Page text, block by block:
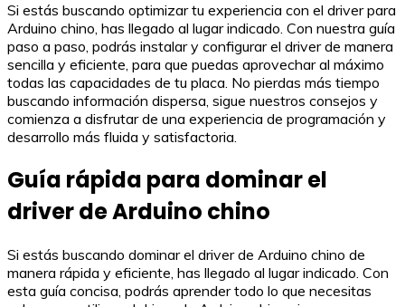
Si estás buscando optimizar tu experiencia con el driver para
Arduino chino, has llegado al lugar indicado. Con nuestra guía
paso a paso, podrás instalar y configurar el driver de manera
sencilla y eficiente, para que puedas aprovechar al máximo
todas las capacidades de tu placa. No pierdas más tiempo
buscando información dispersa, sigue nuestros consejos y
comienza a disfrutar de una experiencia de programación y
desarrollo más fluida y satisfactoria.
Guía rápida para dominar el
driver de Arduino chino
Si estás buscando dominar el driver de Arduino chino de
manera rápida y eficiente, has llegado al lugar indicado. Con
esta guía concisa, podrás aprender todo lo que necesitas